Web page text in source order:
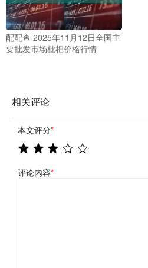
配配查 2025年11月12日全国主
要批发市场枇杷价格行情
相关评论
本文评分*
评论内容*